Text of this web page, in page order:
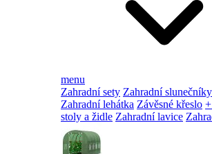
menu
Zahradní sety Zahradní slunečníky
Zahradní lehátka Závěsné křeslo
stoly a židle Zahradní lavice